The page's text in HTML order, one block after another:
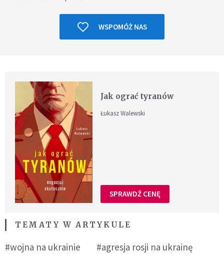
WSPOMÓŻ NAS
Jak ograć tyranów
Łukasz Walewski
SPRAWDŹ CENĘ
TEMATY W ARTYKULE
#wojna na ukrainie
#agresja rosji na ukrainę